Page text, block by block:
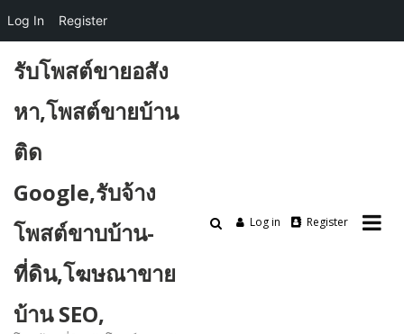
content
รับโพสต์ขายอสัง
หา,โพสต์ขายบ้าน
ติด
Google,รับจ้าง
โพสต์ขาบบ้าน-
ที่ดิน,โฆษณาขาย
บ้าน SEO,
Log in Register
Log In Register